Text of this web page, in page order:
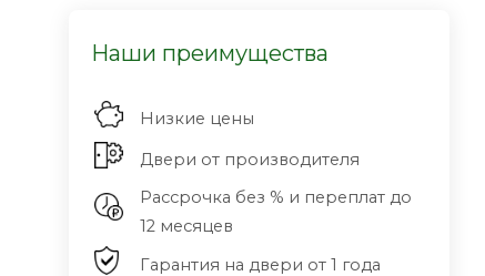
Наши преимущества
Низкие цены
Двери от производителя
Рассрочка без % и переплат до
12 месяцев
Гарантия на двери от 1 года